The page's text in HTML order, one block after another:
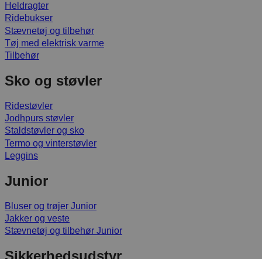
Heldragter
Ridebukser
Stævnetøj og tilbehør
Tøj med elektrisk varme
Tilbehør
Sko og støvler
Ridestøvler
Jodhpurs støvler
Staldstøvler og sko
Termo og vinterstøvler
Leggins
Junior
Bluser og trøjer Junior
Jakker og veste
Stævnetøj og tilbehør Junior
Sikkerhedsudstyr